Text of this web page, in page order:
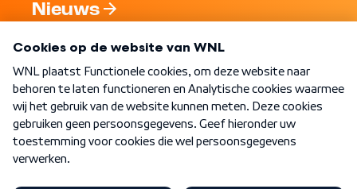
Nieuws
Nieuwsbrief
Word Lid